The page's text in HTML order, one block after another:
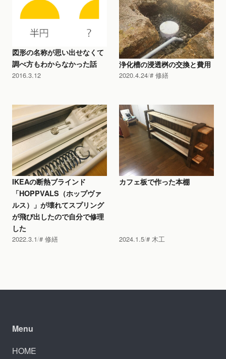
図形の名称が思い出せなくて
調べ方もわからなかった話
2016.3.12
浄化槽の浸透桝の交換と費用
2020.4.24 修繕
IKEAの断熱ブラインド
「HOPPVALS（ホップヴァ
ルス）」が壊れてスプリング
が飛び出したので自分で修理
した
2022.3.1 修繕
カフェ板で作った本棚
2024.1.5 木工
Menu
HOME